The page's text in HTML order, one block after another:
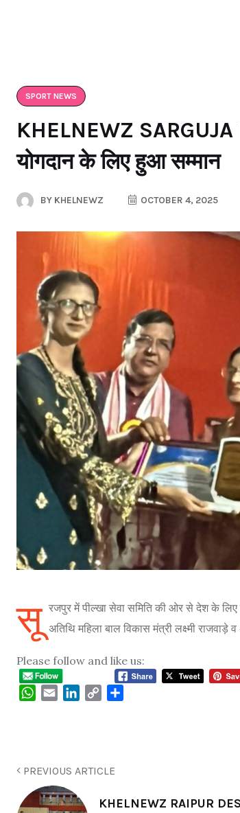
SPORT NEWS
KHELNEWZ SARGUJA
योगदान के लिए हुआ सम्मान
BY KHELNEWZ OCTOBER 4, 2025
सू रजपुर में पील्खा सेवा समिति की ओर से देश के
अतिथि महिला बाल विकास मंत्री लक्ष्मी राजवाड़े
Please follow and like us:
WhatsApp
Email LinkedIn
Copy
PREVIOUS ARTICLE
KHELNEWZ RAIPUR